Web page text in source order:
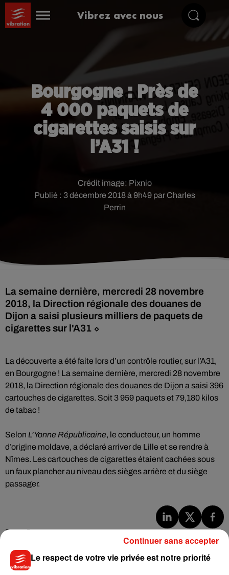
Vibrez avec nous
Bourgogne : Près de
4 000 paquets de
cigarettes saisis sur
l’A31 !
Publié : 3 décembre 2018 à 9h49 par Charles
Perrin
Crédit image: Pixnio
La semaine dernière, mercredi 28 novembre
2018, la Direction régionale des douanes de
Dijon a saisi plusieurs milliers de paquets de
cigarettes sur l'A31 ⬦
La découverte a été faite lors d’un contrôle routier, sur l’A31,
en Bourgogne ! La semaine dernière, mercredi 28 novembre
2018, la Direction régionale des douanes de Dijon a saisi 396
cartouches de cigarettes. Soit 3 959 paquets et 79,180 kilos
de tabac !
Selon L’Yonne Républicaine, le conducteur, un homme
d’origine moldave, a déclaré arriver de Lille et se rendre à
Nîmes. Les cartouches de cigarettes étaient cachées sous
un faux plancher au niveau des sièges arrière et du siège
passager.
Musique
Le respect de votre vie privée est notre priorité
Continuer sans accepter